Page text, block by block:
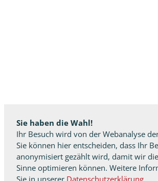
Sie haben die Wahl!
Ihr Besuch wird von der Webanalyse
Sie können hier entscheiden, dass Ihr
anonymisiert gezählt wird, damit wir
Sinne optimieren können. Weitere
Sie in unserer Datenschutzerklärung